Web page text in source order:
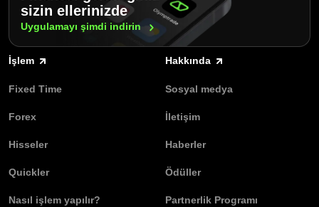
sizin ellerinizde
Uygulamayı şimdi indirin
İşlem
Fixed Time
Forex
Hisseler
Quickler
Nasıl işlem yapılır?
Hakkında
Sosyal medya
İletişim
Haberler
Ödüller
Partnerlik Programı